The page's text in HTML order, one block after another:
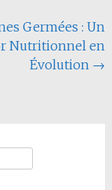
Germées : Un
Nutritionnel en
Évolution →